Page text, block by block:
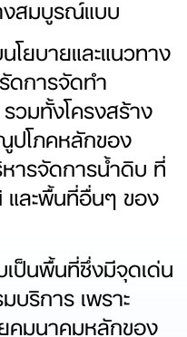
ยบายและแนวทาง
ดการจัดทำ
วมทั้งโครงสร้าง
ปโภคหลักของ
ารจัดการน้ำดิบ ที่
และพื้นที่อื่นๆ ของ
ป็นพื้นที่ซึ่งมีจุดเด่น
บริการ เพราะ
คมนาคมหลักของ